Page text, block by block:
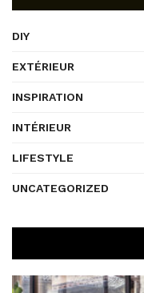
DIY
EXTÉRIEUR
INSPIRATION
INTÉRIEUR
LIFESTYLE
UNCATEGORIZED